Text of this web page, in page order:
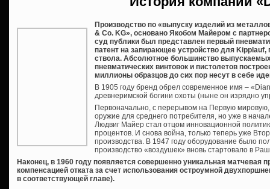
Производство по «выпуску изделий из
& Co. KG», основано Якобом Майером с
суд публики был представлен первый
патент на запирающее устройство для
ствола. Абсолютное большинство
пневматических винтовок и пистолетов
миллионы образцов до сих пор несут в себе
В 1905 году бренд обрел современное имя –
древнеримской богини охоты (ныне он изрядно
Первоначально, с перерывом на Первую
оружие для среднего потребителя, но уже в
Людвиг Майер стал отцом инновационной
процентов. И снова война, только теперь уже
производства. В 1947 году оборудование было
производство «воздушек» вновь стартовало в
Наконец, в 1960 году появляется совершенно уникальная матчевая
компенсацией отката за счет использования остроумной
в соответствующей главе).